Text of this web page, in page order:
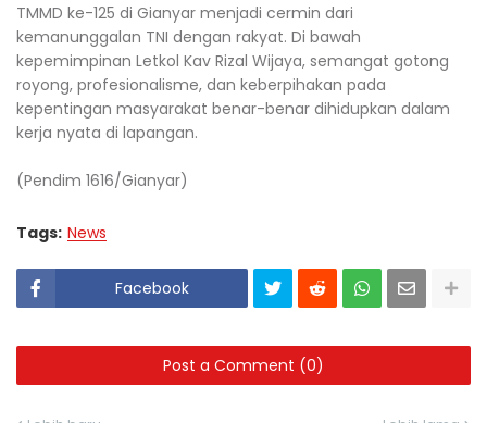
TMMD ke-125 di Gianyar menjadi cermin dari
kemanunggalan TNI dengan rakyat. Di bawah
kepemimpinan Letkol Kav Rizal Wijaya, semangat gotong
royong, profesionalisme, dan keberpihakan pada
kepentingan masyarakat benar-benar dihidupkan dalam
kerja nyata di lapangan.
(Pendim 1616/Gianyar)
Tags: News
Facebook
Post a Comment (0)